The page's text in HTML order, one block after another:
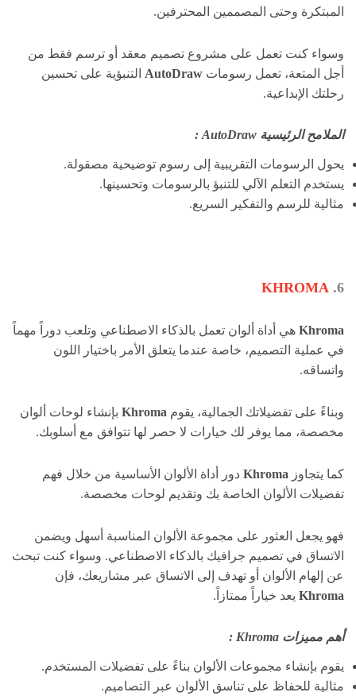
المبتكرة وحتى المصممين المحترفين.
وسواء كنت تعمل على مشروع تصميم معقد أو ترسم فقط من
أجل المتعة، تعمل رسومات AutoDraw التنبؤية على تحسين
رحلتك الإبداعية.
الملامح الرئيسية AutoDraw :
يحول الرسومات التقريبية إلى رسوم توضيحية مصقولة.
يستخدم التعلم الآلي للتنبؤ بالرسومات وتحسينها.
مثالية للرسم والتفكير السريع.
6.
KHROMA
Khroma هي أداة ألوان تعمل بالذكاء الاصطناعي وتلعب دوراً مهماً
في عملية التصميم، خاصة عندما يتعلق الأمر باختيار اللون
واتساقه.
وبناءً على تفضيلاتك الجمالية، يقوم Khroma بإنشاء لوحات ألوان
مخصصة، مما يوفر لك خيارات لا حصر لها تتوافق مع أسلوبك.
كما يتجاوز Khroma دور أداة الألوان الأساسية من خلال فهم
تفضيلات الألوان الخاصة بك وتقديم لوحات مخصصة.
فهو يجعل العثور على مجموعة الألوان المناسبة أسهل ويضمن
الاتساق في تصميم جرافيك بالذكاء الاصطناعي. وسواء كنت تبحث
عن إلهام الألوان أو تهدف إلى الاتساق عبر مشاريعك، فإن
Khroma يعد خياراً ممتازاً.
أهم مميزات Khroma :
يقوم بإنشاء مجموعات الألوان بناءً على تفضيلات المستخدم.
مثالية للحفاظ على تناسق الألوان عبر التصاميم.